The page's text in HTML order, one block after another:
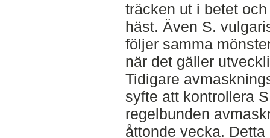
träcken ut i betet
häst. Även S.
följer samma
när det gäller
Tidigare
syfte att kontrollera
regelbunden
åttonde vecka.